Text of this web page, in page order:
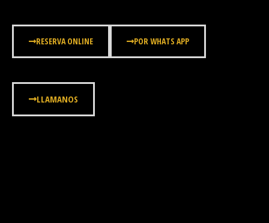
RESERVA ONLINE POR WHATS APP
LLAMANOS